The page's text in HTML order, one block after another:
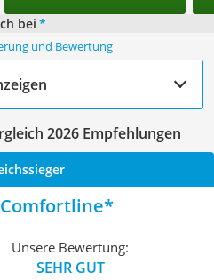
bei *
und Bewertung
2026 Empfehlungen
Unsere Bewertung:
SEHR GUT